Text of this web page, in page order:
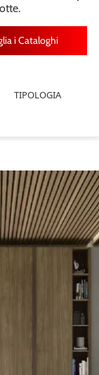
i Cataloghi
TIPOLOGIA